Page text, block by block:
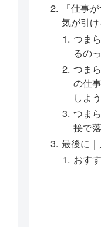
「仕事
気が引
つま
るの
つま
の仕
しよう
つま
接で
最後に
おす